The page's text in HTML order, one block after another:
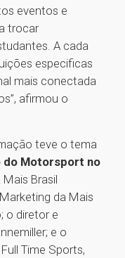
eventos e
trocar
A cada
especificas
mais conectada
afirmou o
teve o tema
do Motorsport no
Mais Brasil
da Mais
o diretor e
e o
Time Sports,